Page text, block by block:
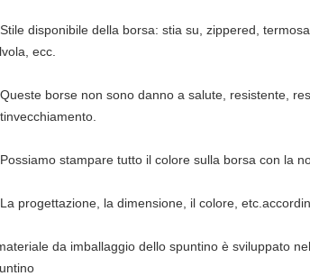
Stile disponibile della borsa: stia su, zippered,
ecc.
Queste borse non sono danno a salute, resistente,
Possiamo stampare tutto il colore sulla borsa con la
La progettazione, la dimensione, il colore,
da imballaggio dello spuntino è sviluppato